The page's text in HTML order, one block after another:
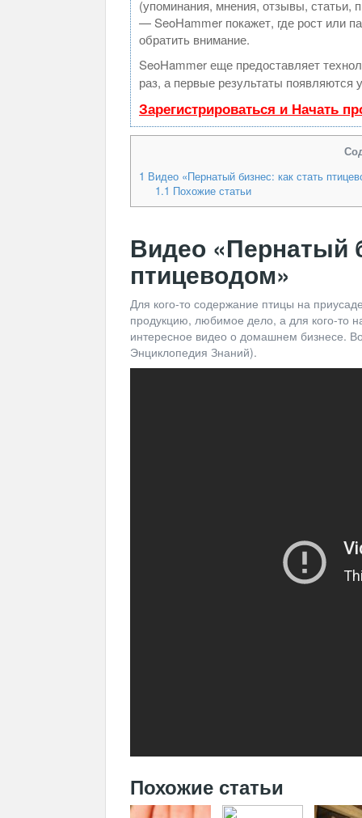
(упоминания, мнения, отзывы, статьи,
— SeoHammer покажет, где рост или
обратить внимание.
SeoHammer еще предоставляет
раз, а первые результаты появляются
Зарегистрироваться и Начать
1 Видео «Пернатый бизнес: как стать
1.1 Похожие статьи
Видео «Пернатый
птицеводом»
Для кого-то содержание птицы на
продукцию, любимое дело, а для кого-то
интересное видео о домашнем бизнесе.
Энциклопедия Знаний).
Похожие статьи